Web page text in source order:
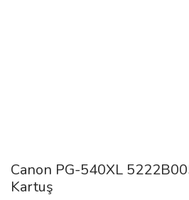
Canon PG-540XL
Kartuş